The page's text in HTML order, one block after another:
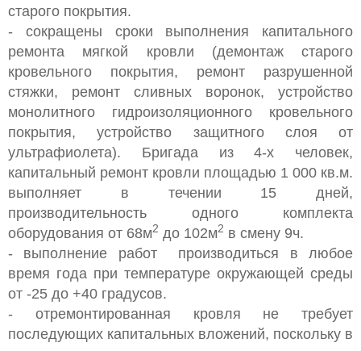
старого покрытия.
- сокращены сроки выполнения капитального
ремонта мягкой кровли (демонтаж старого
кровельного покрытия, ремонт разрушенной
стяжки, ремонт сливных воронок, устройство
монолитного гидроизоляционного кровельного
покрытия, устройство защитного слоя от
ультрафиолета). Бригада из 4-х человек,
капитальный ремонт кровли площадью 1 000 кв.м.
выполняет в течении 15 дней,
производительность одного комплекта
оборудования от 68м2 до 102м2 в смену 9ч.
- выполнение работ производиться в любое
время года при температуре окружающей среды
от -25 до +40 градусов.
- отремонтированная кровля не требует
последующих капитальных вложений, поскольку в